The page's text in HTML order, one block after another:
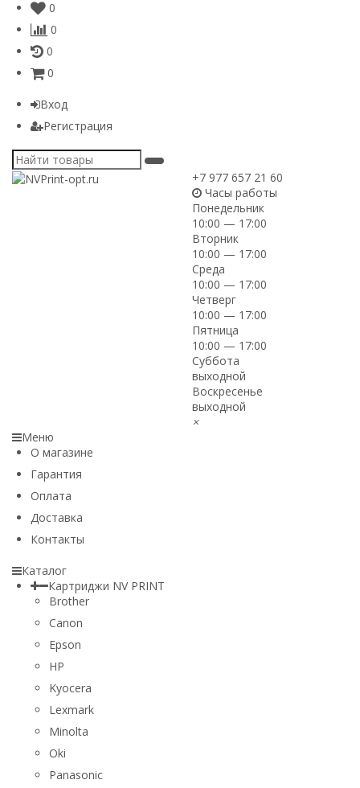
0
0
0
0
Вход
Регистрация
+7 977 657 21 60
Часы работы
Понедельник
10:00 — 17:00
Вторник
10:00 — 17:00
Среда
10:00 — 17:00
Четверг
10:00 — 17:00
Пятница
10:00 — 17:00
Суббота
выходной
Воскресенье
выходной
×
Меню
О магазине
Гарантия
Оплата
Доставка
Контакты
Каталог
Картриджи NV PRINT
Brother
Canon
Epson
HP
Kyocera
Lexmark
Minolta
Oki
Panasonic